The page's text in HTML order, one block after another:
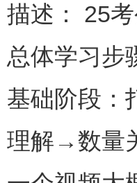
描述： 25
总体学习步
基础阶段：
理解→数量